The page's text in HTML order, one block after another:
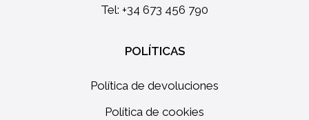
Tel: +34 673 456 790
POLÍTICAS
Política de devoluciones
Política de cookies